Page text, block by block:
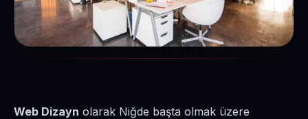
Web Dizayn olarak Niğde başta olmak üzere